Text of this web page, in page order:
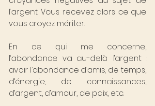
l’argent. Vous recevez alors ce que
vous croyez mériter.
En ce qui me concerne,
l’abondance va au-delà l’argent :
avoir l’abondance d’amis, de temps,
d’énergie, de connaissances,
d’argent, d’amour, de paix, etc.